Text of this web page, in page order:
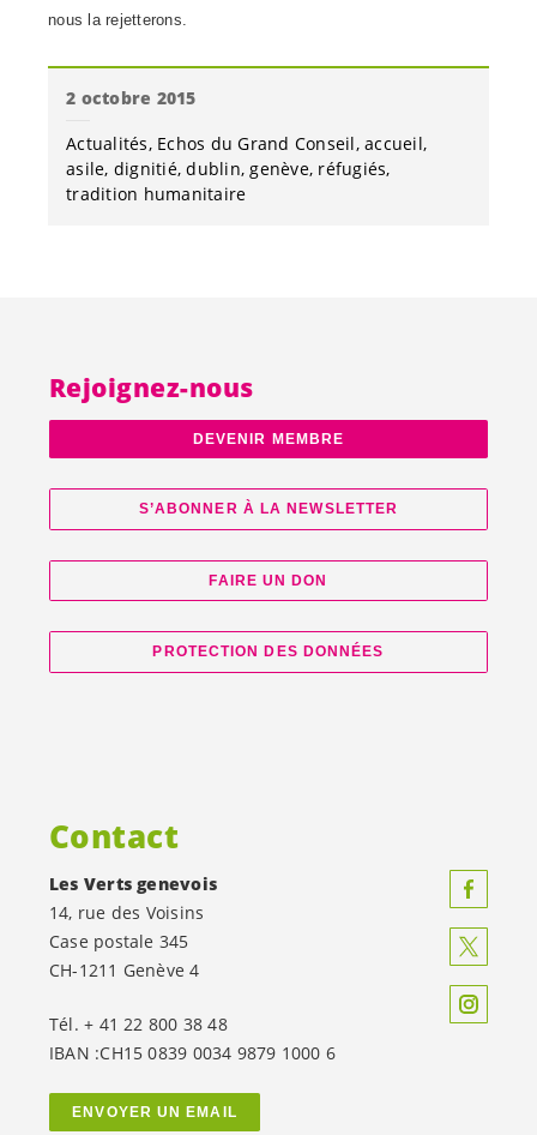
nous la rejetterons.
2 octobre 2015
Actualités Echos du Grand Conseil accueil
asile dignitié dublin genève réfugiés
tradition humanitaire
Rejoignez-nous
DEVENIR MEMBRE
S’ABONNER À LA NEWSLETTER
FAIRE UN DON
PROTECTION DES DONNÉES
Contact
Les Verts genevois
14, rue des Voisins
Case postale 345
CH-1211 Genève 4
Tél. + 41 22 800 38 48
IBAN :CH15 0839 0034 9879 1000 6
ENVOYER UN EMAIL